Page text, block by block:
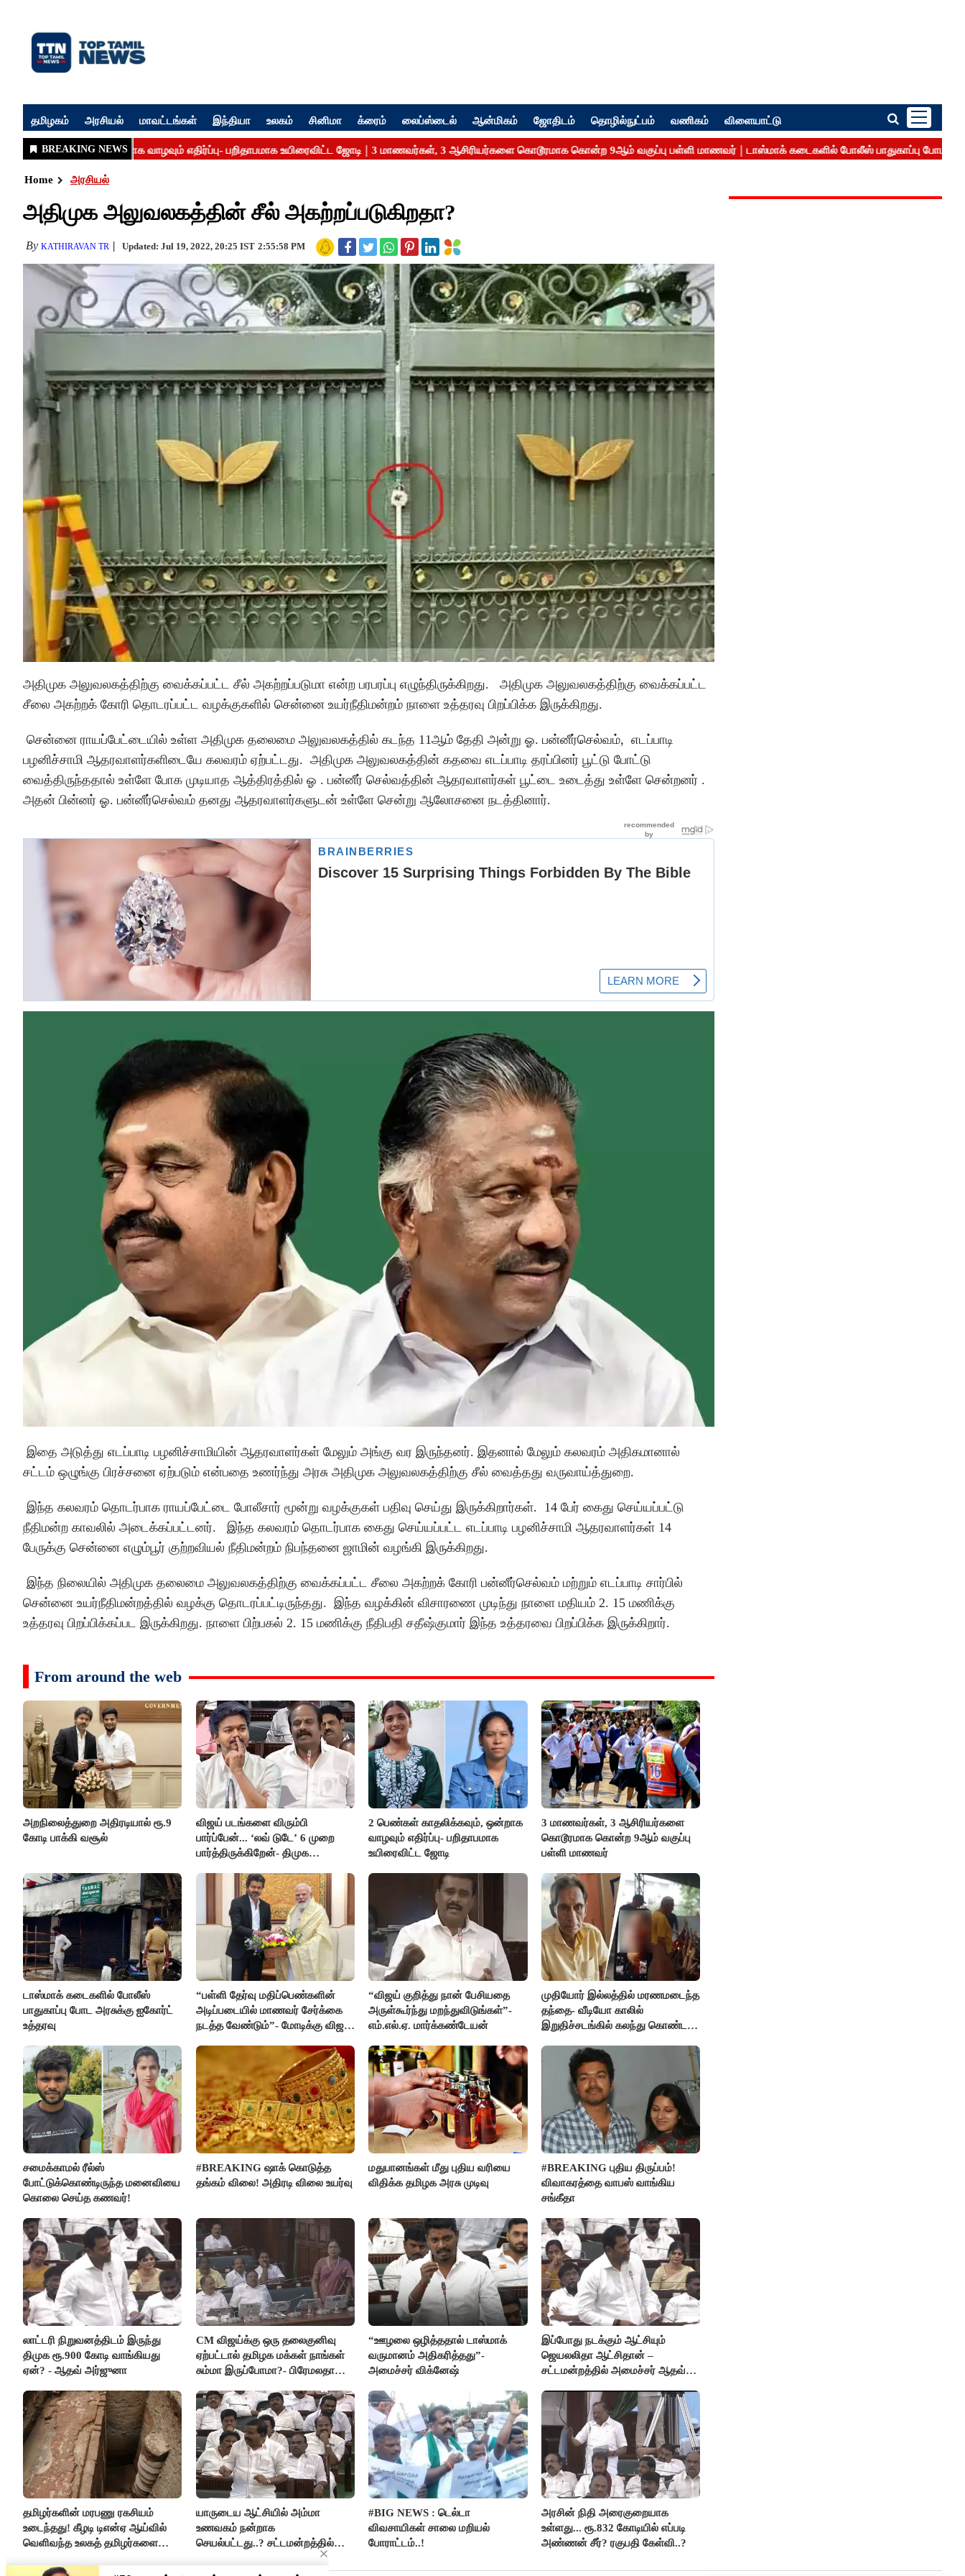
தமிழகம் அரசியல் மாவட்டங்கள் இந்தியா உலகம் சினிமா க்ரைம் லைப்ஸ்டைல் ஆன்மிகம் ஜோதிடம் தொழில்நுட்பம் வணிகம் விளையாட்டு
Home அரசியல்
அதிமுக அலுவலகத்தின் சீல் அகற்றப்படுகிறதா?
By KATHIRAVAN TR Updated: Jul 19, 2022, 20:25 IST 2:55:58 PM
அதிமுக அலுவலகத்திற்கு வைக்கப்பட்ட சீல் அகற்றப்படுமா என்ற பரபரப்பு எழுந்திருக்கிறது. அதிமுக அலுவலகத்திற்கு வைக்கப்பட்ட
சீலை அகற்றக் கோரி தொடரப்பட்ட வழக்குகளில் சென்னை உயர்நீதிமன்றம் நாளை உத்தரவு பிறப்பிக்க இருக்கிறது.
சென்னை ராயப்பேட்டையில் உள்ள அதிமுக தலைமை அலுவலகத்தில் கடந்த 11ஆம் தேதி அன்று ஓ. பன்னீர்செல்வம், எடப்பாடி
பழனிச்சாமி ஆதரவாளர்களிடையே கலவரம் ஏற்பட்டது. அதிமுக அலுவலகத்தின் கதவை எடப்பாடி தரப்பினர் பூட்டு போட்டு
வைத்திருந்ததால் உள்ளே போக முடியாத ஆத்திரத்தில் ஓ . பன்னீர் செல்வத்தின் ஆதரவாளர்கள் பூட்டை உடைத்து உள்ளே சென்றனர் .
அதன் பின்னர் ஓ. பன்னீர்செல்வம் தனது ஆதரவாளர்களுடன் உள்ளே சென்று ஆலோசனை நடத்தினார்.
இதை அடுத்து எடப்பாடி பழனிச்சாமியின் ஆதரவாளர்கள் மேலும் அங்கு வர இருந்தனர். இதனால் மேலும் கலவரம் அதிகமானால்
சட்டம் ஒழுங்கு பிரச்சனை ஏற்படும் என்பதை உணர்ந்து அரசு அதிமுக அலுவலகத்திற்கு சீல் வைத்தது வருவாய்த்துறை.
இந்த கலவரம் தொடர்பாக ராயப்பேட்டை போலீசார் மூன்று வழக்குகள் பதிவு செய்து இருக்கிறார்கள். 14 பேர் கைது செய்யப்பட்டு
நீதிமன்ற காவலில் அடைக்கப்பட்டனர். இந்த கலவரம் தொடர்பாக கைது செய்யப்பட்ட எடப்பாடி பழனிச்சாமி ஆதரவாளர்கள் 14
பேருக்கு சென்னை எழும்பூர் குற்றவியல் நீதிமன்றம் நிபந்தனை ஜாமின் வழங்கி இருக்கிறது.
இந்த நிலையில் அதிமுக தலைமை அலுவலகத்திற்கு வைக்கப்பட்ட சீலை அகற்றக் கோரி பன்னீர்செல்வம் மற்றும் எடப்பாடி சார்பில்
சென்னை உயர்நீதிமன்றத்தில் வழக்கு தொடரப்பட்டிருந்தது. இந்த வழக்கின் விசாரணை முடிந்து நாளை மதியம் 2. 15 மணிக்கு
உத்தரவு பிறப்பிக்கப்பட இருக்கிறது. நாளை பிற்பகல் 2. 15 மணிக்கு நீதிபதி சதீஷ்குமார் இந்த உத்தரவை பிறப்பிக்க இருக்கிறார்.
From around the web
அறநிலைத்துறை அதிரடியால் ரூ.9
கோடி பாக்கி வசூல்
விஜய் படங்களை விரும்பி
பார்ப்பேன்... ‘லவ் டுடே’ 6 முறை
பார்த்திருக்கிறேன்- திமுக
2 பெண்கள் காதலிக்கவும், ஒன்றாக
வாழவும் எதிர்ப்பு- பறிதாபமாக
உயிரைவிட்ட ஜோடி
3 மாணவர்கள், 3 ஆசிரியர்களை
கொடூரமாக கொன்ற 9ஆம் வகுப்பு
பள்ளி மாணவர்
டாஸ்மாக் கடைகளில் போலீஸ்
பாதுகாப்பு போட அரசுக்கு ஐகோர்ட்
உத்தரவு
“பள்ளி தேர்வு மதிப்பெண்களின்
அடிப்படையில் மாணவர் சேர்க்கை
நடத்த வேண்டும்”- மோடிக்கு விஜய்
“விஜய் குறித்து நான் பேசியதை
அருள்கூர்ந்து மறந்துவிடுங்கள்”-
எம்.எல்.ஏ. மார்க்கண்டேயன்
முதியோர் இல்லத்தில் மரணமடைந்த
தந்தை- வீடியோ காலில்
இறுதிச்சடங்கில் கலந்து கொண்ட
சமைக்காமல் ரீல்ஸ்
போட்டுக்கொண்டிருந்த மனைவியை
கொலை செய்த கணவர்!
#BREAKING ஷாக் கொடுத்த
தங்கம் விலை! அதிரடி விலை உயர்வு
மதுபானங்கள் மீது புதிய வரியை
விதிக்க தமிழக அரசு முடிவு
#BREAKING புதிய திருப்பம்!
விவாகரத்தை வாபஸ் வாங்கிய
சங்கீதா
லாட்டரி நிறுவனத்திடம் இருந்து
திமுக ரூ.900 கோடி வாங்கியது
ஏன்? - ஆதவ் அர்ஜுனா
CM விஜய்க்கு ஒரு தலைகுனிவு
ஏற்பட்டால் தமிழக மக்கள் நாங்கள்
சும்மா இருப்போமா?- பிரேமலதா
“ஊழலை ஒழித்ததால் டாஸ்மாக்
வருமானம் அதிகரித்தது”-
அமைச்சர் விக்னேஷ்
இப்போது நடக்கும் ஆட்சியும்
ஜெயலலிதா ஆட்சிதான் –
சட்டமன்றத்தில் அமைச்சர் ஆதவ்
தமிழர்களின் மரபணு ரகசியம்
உடைந்தது! கீழடி டிஎன்ஏ ஆய்வில்
வெளிவந்த உலகத் தமிழர்களை
யாருடைய ஆட்சியில் அம்மா
உணவகம் நன்றாக
செயல்பட்டது..? சட்டமன்றத்தில்
#BIG NEWS : டெல்டா
விவசாயிகள் சாலை மறியல்
போராட்டம்..!
அரசின் நிதி அரைகுறையாக
உள்ளது... ரூ.832 கோடியில் எப்படி
அண்ணன் சீர்? ரகுபதி கேள்வி..?